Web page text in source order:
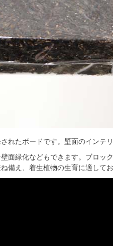
れたボードです。 壁面のインテ
面緑化などもできます。ブロッ
備え、着生植物の生育に適してお